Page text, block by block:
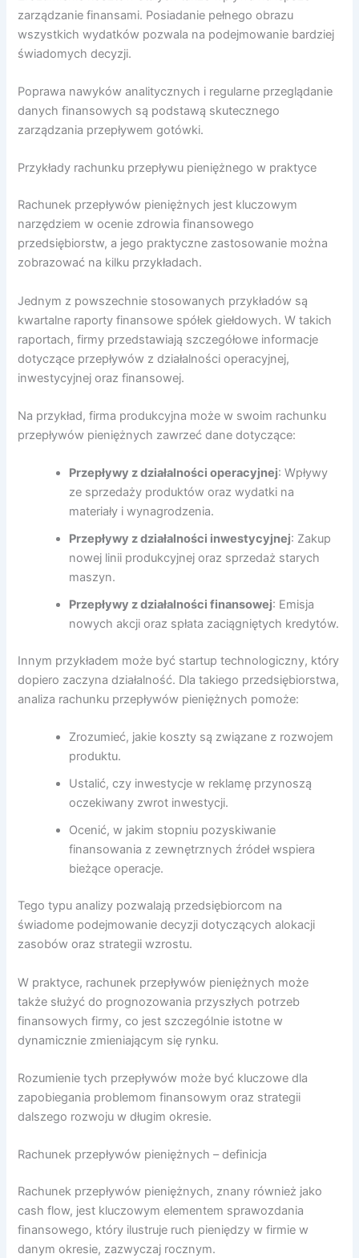
zarządzanie finansami. Posiadanie pełnego obrazu
wszystkich wydatków pozwala na podejmowanie bardziej
świadomych decyzji.
Poprawa nawyków analitycznych i regularne przeglądanie
danych finansowych są podstawą skutecznego
zarządzania przepływem gotówki.
Przykłady rachunku przepływu pieniężnego w praktyce
Rachunek przepływów pieniężnych jest kluczowym
narzędziem w ocenie zdrowia finansowego
przedsiębiorstw, a jego praktyczne zastosowanie można
zobrazować na kilku przykładach.
Jednym z powszechnie stosowanych przykładów są
kwartalne raporty finansowe spółek giełdowych. W takich
raportach, firmy przedstawiają szczegółowe informacje
dotyczące przepływów z działalności operacyjnej,
inwestycyjnej oraz finansowej.
Na przykład, firma produkcyjna może w swoim rachunku
przepływów pieniężnych zawrzeć dane dotyczące:
Przepływy z działalności operacyjnej: Wpływy
ze sprzedaży produktów oraz wydatki na
materiały i wynagrodzenia.
Przepływy z działalności inwestycyjnej: Zakup
nowej linii produkcyjnej oraz sprzedaż starych
maszyn.
Przepływy z działalności finansowej: Emisja
nowych akcji oraz spłata zaciągniętych kredytów.
Innym przykładem może być startup technologiczny, który
dopiero zaczyna działalność. Dla takiego przedsiębiorstwa,
analiza rachunku przepływów pieniężnych pomoże:
Zrozumieć, jakie koszty są związane z rozwojem
produktu.
Ustalić, czy inwestycje w reklamę przynoszą
oczekiwany zwrot inwestycji.
Ocenić, w jakim stopniu pozyskiwanie
finansowania z zewnętrznych źródeł wspiera
bieżące operacje.
Tego typu analizy pozwalają przedsiębiorcom na
świadome podejmowanie decyzji dotyczących alokacji
zasobów oraz strategii wzrostu.
W praktyce, rachunek przepływów pieniężnych może
także służyć do prognozowania przyszłych potrzeb
finansowych firmy, co jest szczególnie istotne w
dynamicznie zmieniającym się rynku.
Rozumienie tych przepływów może być kluczowe dla
zapobiegania problemom finansowym oraz strategii
dalszego rozwoju w długim okresie.
Rachunek przepływów pieniężnych – definicja
Rachunek przepływów pieniężnych, znany również jako
cash flow, jest kluczowym elementem sprawozdania
finansowego, który ilustruje ruch pieniędzy w firmie w
danym okresie, zazwyczaj rocznym.